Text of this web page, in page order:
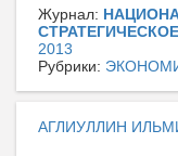
Журнал:
2013
Рубрики:
АГЛИУЛЛИН